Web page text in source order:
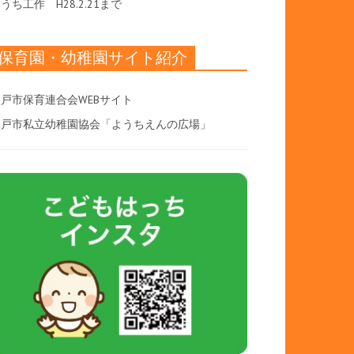
ち工作 H28.2.21まで
育園・幼稚園サイト紹介
市保育連合会WEBサイト
市私立幼稚園協会「ようちえんの広場」